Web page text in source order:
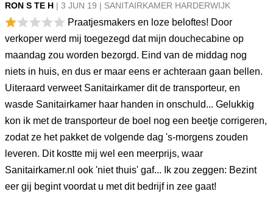
RON S TE H | 3 JUN 19 | SANITAIRKAMER HARDERWIJK
Praatjesmakers en loze beloftes! Door
verkoper werd mij toegezegd dat mijn douchecabine op
maandag zou worden bezorgd. Eind van de middag nog
niets in huis, en dus er maar eens er achteraan gaan bellen.
Uiteraard verweet Sanitairkamer dit de transporteur, en
wasde Sanitairkamer haar handen in onschuld... Gelukkig
kon ik met de transporteur de boel nog een beetje corrigeren,
zodat ze het pakket de volgende dag 's-morgens zouden
leveren. Dit kostte mij wel een meerprijs, waar
Sanitairkamer.nl ook 'niet thuis' gaf... Ik zou zeggen: Bezint
eer gij begint voordat u met dit bedrijf in zee gaat!